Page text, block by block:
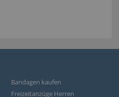
Bandagen kaufen
Freizeitanzüge Herren